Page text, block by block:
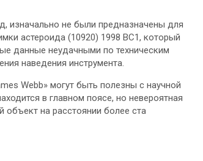
изначально не были предназначены для
астероида (10920) 1998 BC1, который
данные неудачными по техническим
наведения инструмента.
Webb» могут быть полезны с научной
в главном поясе, но невероятная
объект на расстоянии более ста